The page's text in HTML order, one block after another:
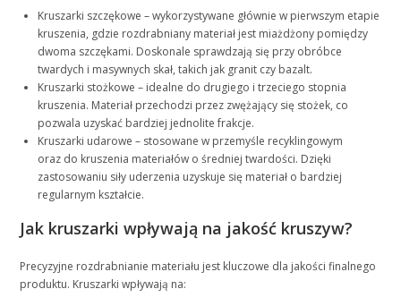
Kruszarki szczękowe – wykorzystywane głównie w pierwszym etapie
kruszenia, gdzie rozdrabniany materiał jest miażdżony pomiędzy
dwoma szczękami. Doskonale sprawdzają się przy obróbce
twardych i masywnych skał, takich jak granit czy bazalt.
Kruszarki stożkowe – idealne do drugiego i trzeciego stopnia
kruszenia. Materiał przechodzi przez zwężający się stożek, co
pozwala uzyskać bardziej jednolite frakcje.
Kruszarki udarowe – stosowane w przemyśle recyklingowym
oraz do kruszenia materiałów o średniej twardości. Dzięki
zastosowaniu siły uderzenia uzyskuje się materiał o bardziej
regularnym kształcie.
Jak kruszarki wpływają na jakość kruszyw?
Precyzyjne rozdrabnianie materiału jest kluczowe dla jakości finalnego
produktu. Kruszarki wpływają na: